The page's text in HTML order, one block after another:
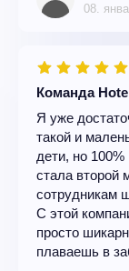
08.
Команда
Я уже
такой и
дети, но 100%
стала второй
сотрудникам
С этой
просто
плаваешь в